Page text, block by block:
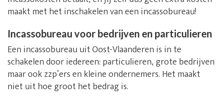
maakt met het inschakelen van een incassobureau!
Incassobureau voor bedrijven en particulieren
Een incassobureau uit Oost-Vlaanderen is in te
schakelen door iedereen: particulieren, grote bedrijven
maar ook zzp’ers en kleine ondernemers. Het maakt
niet uit hoe groot het bedrag is.